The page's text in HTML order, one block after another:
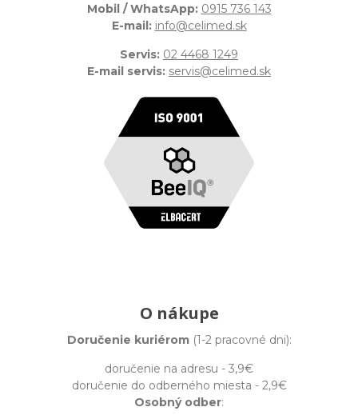
Mobil / WhatsApp: 0915 736 143
E-mail: info@celimed.sk
Servis: 02 4468 1249
E-mail servis: servis@celimed.sk
O nákupe
Doručenie kuriérom(1-2 pracovné dni):
doručenie na adresu - 3,9€
doručenie do odberného miesta - 2,9€
Osobný odber: